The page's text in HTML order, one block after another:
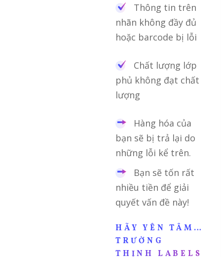
Thông tin trên
nhãn không đầy đủ
hoặc barcode bị lỗi
Chất lượng lớp
phủ không đạt chất
lượng
Hàng hóa của
bạn sẽ bị trả lại do
những lỗi kể trên.
Bạn sẽ tốn rất
nhiều tiền để giải
quyết vấn đề này!
HÃY YÊN TÂM…
TRƯỜNG
THỊNH LABELS